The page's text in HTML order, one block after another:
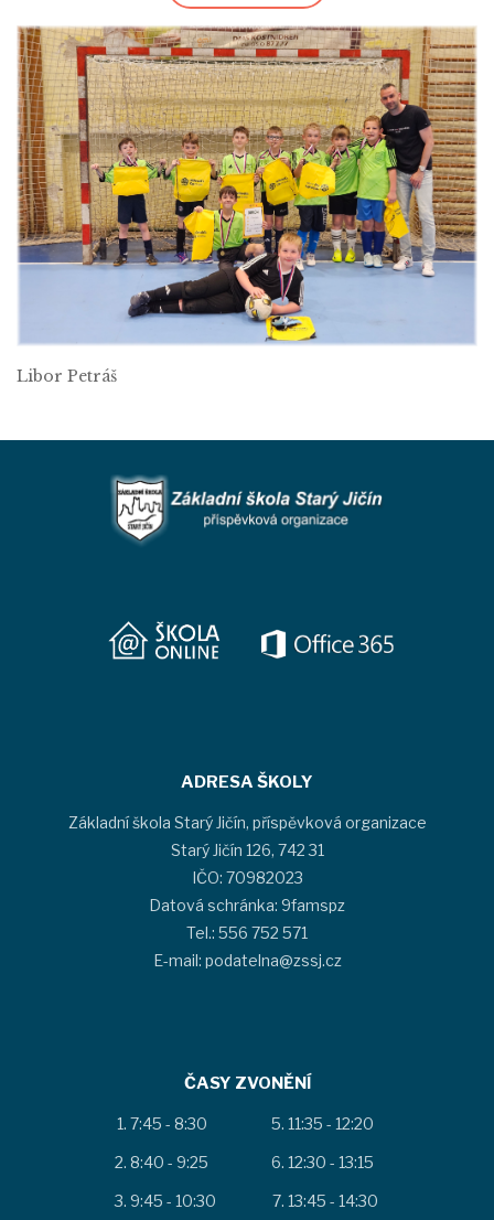
Libor Petráš
ADRESA ŠKOLY
Základní škola Starý Jičín, příspěvková organizace
Starý Jičín 126, 742 31
IČO: 70982023
Datová schránka: 9famspz
Tel.: 556 752 571
E-mail: podatelna@zssj.cz
ČASY ZVONĚNÍ
7:45 - 8:30
8:40 - 9:25
9:45 - 10:30
11:35 - 12:20
12:30 - 13:15
13:45 - 14:30